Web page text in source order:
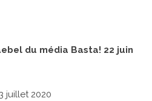
du média Basta! 22 juin
juillet 2020